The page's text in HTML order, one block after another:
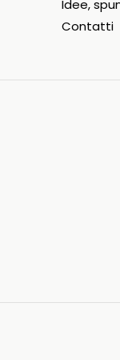
Idee,
Contatti